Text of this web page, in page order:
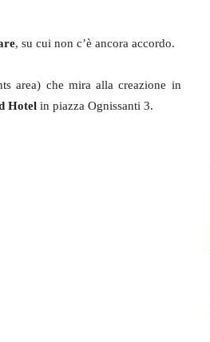
, su cui non c’è ancora accordo.
area) che mira alla creazione in
Hotel in piazza Ognissanti 3.